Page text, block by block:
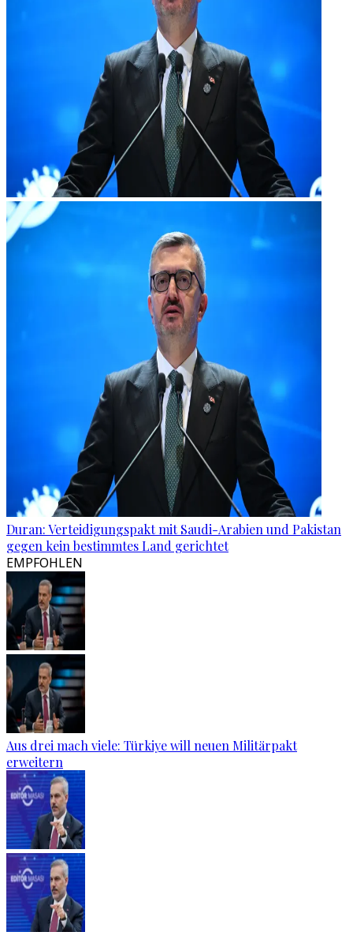
Duran: Verteidigungspakt mit Saudi-Arabien und Pakistan
gegen kein bestimmtes Land gerichtet
EMPFOHLEN
Aus drei mach viele: Türkiye will neuen Militärpakt
erweitern